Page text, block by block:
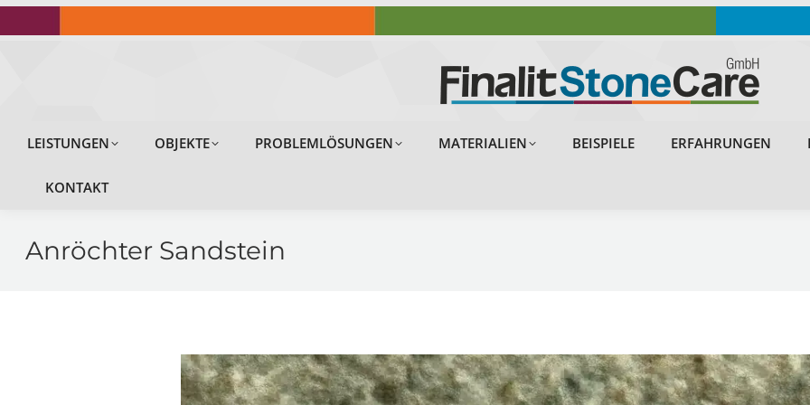
LEISTUNGEN OBJEKTE PROBLEMLÖSUNGEN MATERIALIEN BEISPIELE ERFAHRUNGEN
KONTAKT
Anröchter Sandstein